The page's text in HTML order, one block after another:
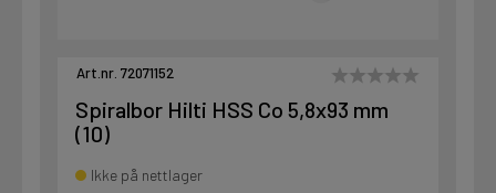
Art.nr. 72071152
Spiralbor Hilti HSS Co 5,8x93 mm
(10)
Ikke på nettlager